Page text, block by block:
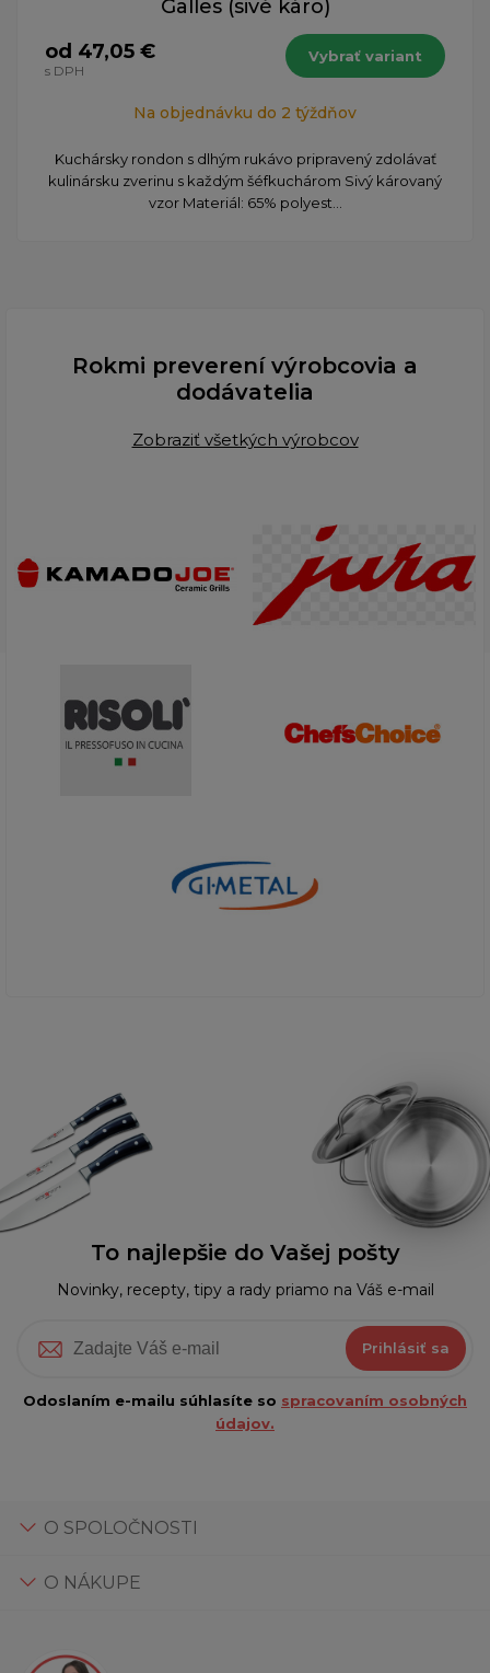
Galles (sivé káro)
od 47,05 €
s DPH
Vybrať variant
Na objednávku do 2 týždňov
​Kuchársky rondon s dlhým rukávo pripravený zdolávať
kulinársku zverinu s každým šéfkuchárom Sivý károvaný
vzor Materiál: 65% polyest...
Rokmi preverení výrobcovia a
dodávatelia
Zobraziť všetkých výrobcov
To najlepšie do Vašej pošty
Novinky, recepty, tipy a rady priamo na Váš e-mail
Prihlásiť sa
Odoslaním e-mailu súhlasíte so spracovaním osobných
údajov.
O SPOLOČNOSTI
O NÁKUPE